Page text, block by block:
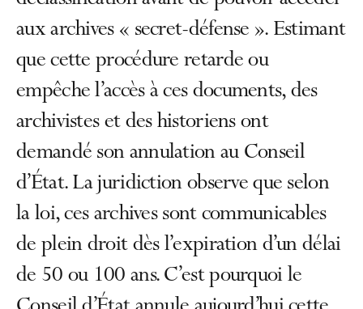
aux archives « secret-défense ». Estimant
que cette procédure retarde ou
empêche l’accès à ces documents, des
archivistes et des historiens ont
demandé son annulation au Conseil
d’État. La juridiction observe que selon
la loi, ces archives sont communicables
de plein droit dès l’expiration d’un délai
de 50 ou 100 ans. C’est pourquoi le